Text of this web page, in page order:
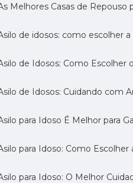
As Melhores Casas de
Asilo de idosos: como escolher
Asilo de Idosos: Como
Asilo de Idosos: Cuidando com
Asilo para Idoso É Melhor para
Asilo para Idoso: Como
Asilo para Idoso: O Melhor